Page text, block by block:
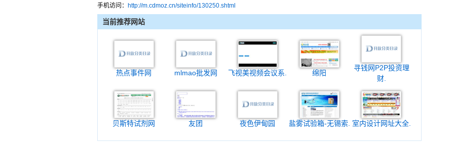
手机访问： http://m.cdmoz.cn/siteinfo/130250.shtml
当前推荐网站
热点事件网 mlmao批发网 飞视美视频会议系. 绵阳
寻钱网P2P投资理
财.
贝斯特试剂网 友团 夜色伊甸园 盐雾试验箱-无锡索. 室内设计网址大全.